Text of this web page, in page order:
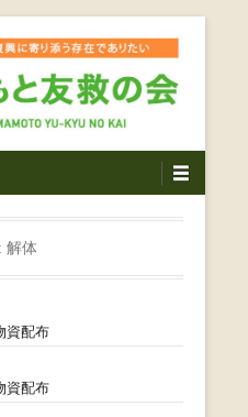
の会｜地域
添う存在で
本県上益城
ア
本地震発生直後から被災者の
しているボランティア団体で
解体
資配布
資配布